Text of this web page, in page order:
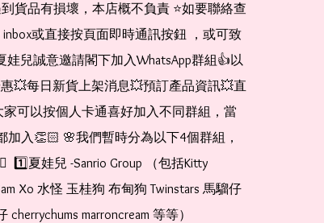
貨品有損壞，本店概不負責 ⭐️如要聯絡查
inbox或直接按頁面即時通訊按鈕 ，或可致
娃兒誠意邀請閣下加入WhatsApp群組👍以
💥每日新貨上架消息💥預訂產品資訊💥直
可以按個人卡通喜好加入不同群組，當
加入👏🏻 🌸我們暫時分為以下4個群組，
1️⃣夏娃兒 -Sanrio Group （包括Kitty
Xo 水怪 玉桂狗 布甸狗 Twinstars 馬騮仔
cherrychums marroncream 等等）